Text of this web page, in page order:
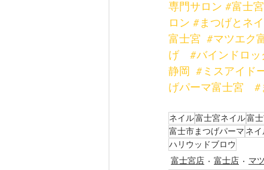
専門サロン #富士
ロン #まつげとネ
富士宮 #マツエク
げ
#バインドロッ
静岡
#ミスアイド
げパーマ富士宮
#
ネイル富士宮ネイル富
富士市まつげパーマ ネ
ハリウッドブロウ
富士宮店
富士店 マ